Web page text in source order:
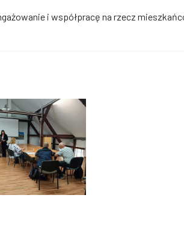
i współpracę na rzecz
dotyczące rejestracji oraz
przy długim stole w sali
kobiety stoją obok ekranu projekcyjnego w